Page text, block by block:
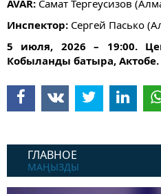
ГЛАВНОЕ
МАҢЫЗДЫ
AVAR: Самат Тергеусизов
Инспектор: Сергей Пасько
5 июля, 2026 – 19:00.
Кобыланды батыра, Актобе.